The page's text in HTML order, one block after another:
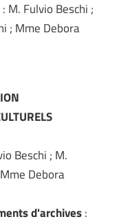
: M. Fulvio Beschi ;
; Mme Debora
Beschi ; M.
Debora
d'archives: